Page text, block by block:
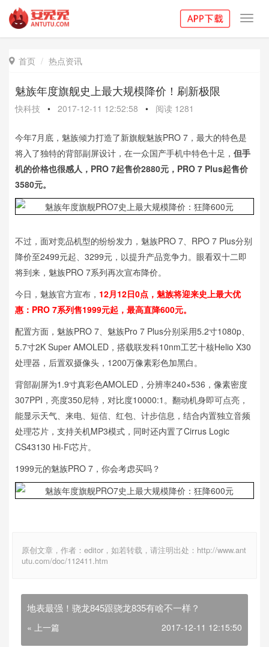
 首页 热点资讯
魅族年度旗舰史上最大规模降价！刷新极限
快科技 • 2017-12-11 12:52:58 • 阅读 1281
今年7月底，魅族倾力打造了新旗舰魅族PRO 7，最大的特色是
将入了独特的背部副屏设计，在一众国产手机中特色十足， 但手
机的价格也很感人，PRO 7起售价2880元，PRO 7 Plus起售价
3580元。
不过，面对竞品机型的纷纷发力，魅族PRO 7、RPO 7 Plus分别
降价至2499元起、3299元，以提升产品竞争力。眼看双十二即
将到来，魅族PRO 7系列再次宣布降价。
今日，魅族官方宣布， 12月12日0点，魅族将迎来史上最大优
惠：PRO 7系列售1999元起，最高直降600元。
配置方面，魅族PRO 7、魅族Pro 7 Plus分别采用5.2寸1080p、
5.7寸2K Super AMOLED，搭载联发科10nm工艺十核Helio X30
处理器，后置双摄像头，1200万像素彩色加黑白。
背部副屏为1.9寸真彩色AMOLED，分辨率240×536，像素密度
307PPI，亮度350尼特，对比度10000:1。翻动机身即可点亮，
能显示天气、来电、短信、红包、计步信息，结合内置独立音频
处理芯片，支持关机MP3模式，同时还内置了Cirrus Logic
CS43130 Hi-Fi芯片。
1999元的魅族PRO 7，你会考虑买吗？
原创文章，作者：editor，如若转载，请注明出处：http://www.ant
utu.com/doc/112411.htm
地表最强！骁龙845跟骁龙835有啥不一样？
« 上一篇 2017-12-11 12:15:50